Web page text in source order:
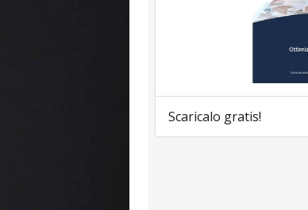
Scaricalo gratis!